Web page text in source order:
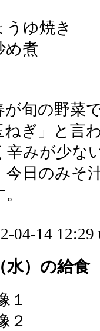
ゆ焼き
め煮
が旬の野菜
ねぎ」と言
辛みが少な
今日のみそ
04-14 12:29
水）の給食